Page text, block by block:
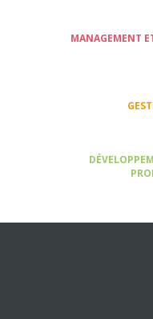
MANAGEMENT